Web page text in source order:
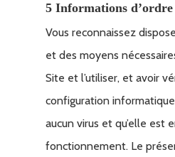
5 Informations
Vous reconnaissez
et des moyens
Site et l’utiliser, et avoir
configuration
aucun virus et qu’elle est
fonctionnement. Le